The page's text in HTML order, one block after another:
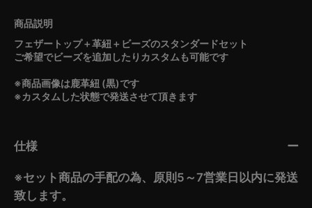
フェザートップ＋革紐＋ビーズのスタンダードセット
ご希望でビーズを追加したりカスタムも可能です
※商品画像は鹿革紐 (黒)です
※カスタムした状態で発送させて頂きます
仕様
※セット商品の手配の為、原則5～7営業日以内に発送
致します。